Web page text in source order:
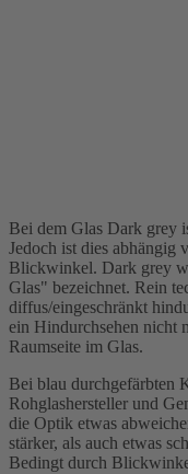
Bei dem Glas Dark grey
Jedoch ist dies abhängig
Blickwinkel. Dark grey
Glas" bezeichnet. Rein
diffus/eingeschränkt
ein Hindurchsehen nicht
Raumseite im Glas.
Bei blau durchgefärbten
Rohglashersteller und
die Optik etwas
stärker, als auch etwas
Bedingt durch